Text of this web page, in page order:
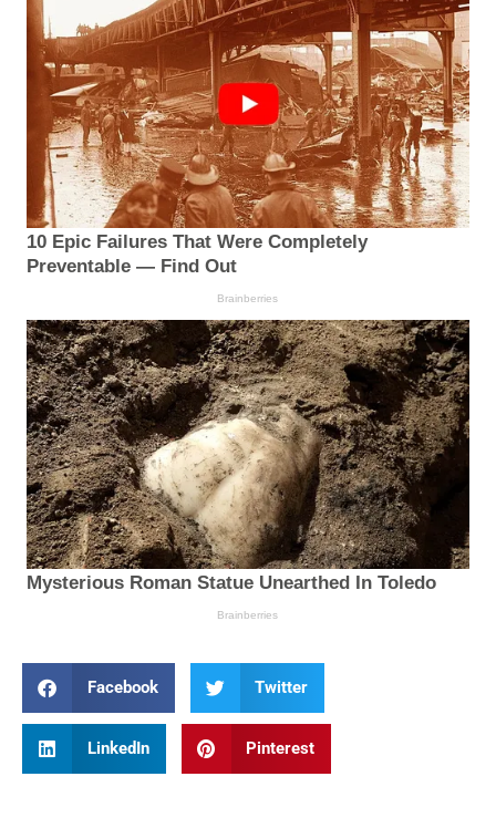
Facebook Twitter
LinkedIn Pinterest